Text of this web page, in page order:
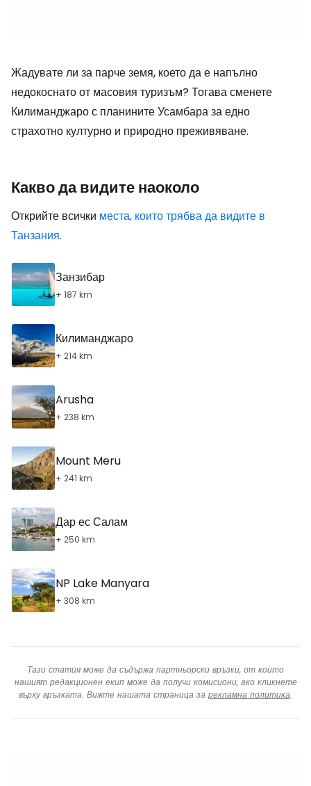
Жадувате ли за парче земя, което да е напълно
недокоснато от масовия туризъм? Тогава сменете
Килиманджаро с планините Усамбара за едно
страхотно културно и природно преживяване.
Какво да видите наоколо
Открийте всички места, които трябва да видите в
Танзания.
Занзибар
+ 187 km
Килиманджаро
+ 214 km
Arusha
+ 238 km
Mount Meru
+ 241 km
Дар ес Салам
+ 250 km
NP Lake Manyara
+ 308 km
Тази статия може да съдържа партньорски връзки, от които
нашият редакционен екип може да получи комисиони, ако кликнете
върху връзката. Вижте нашата страница за рекламна политика.